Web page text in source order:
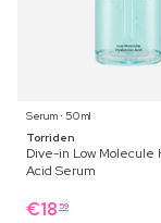
Serum ⋅ 50 ml
Torriden
Dive-in Low Molecule
Acid Serum
€18 59